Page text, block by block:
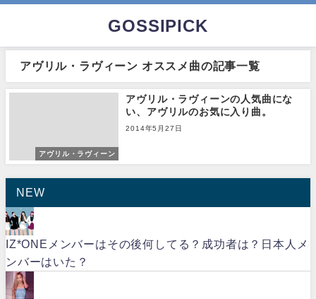
GOSSIPICK
アヴリル・ラヴィーン オススメ曲の記事一覧
アヴリル・ラヴィーン
アヴリル・ラヴィーンの人気曲にな
い、アヴリルのお気に入り曲。
2014年5月27日
NEW
IZ*ONEメンバーはその後何してる？成功者は？日本人メ
ンバーはいた？